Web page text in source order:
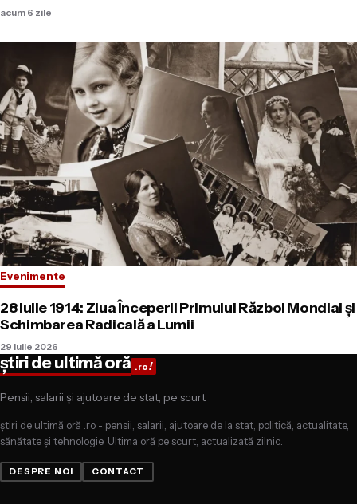
acum 6 zile
Evenimente
28 Iulie 1914: Ziua Începerii Primului Război Mondial și
Schimbarea Radicală a Lumii
29 iulie 2026
știri de ultimă oră .ro!
Pensii, salarii și ajutoare de stat, pe scurt
știri de ultimă oră .ro - pensii, salarii, ajutoare de la stat, politică, actualitate,
sănătate și tehnologie. Ultima oră pe scurt, actualizată zilnic.
DESPRE NOI CONTACT